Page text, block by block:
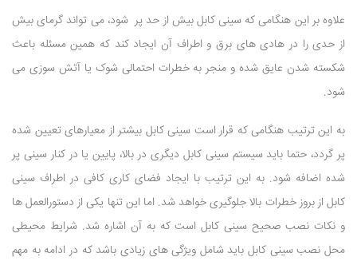
علاوه بر این هنگامی که سینی کابل بیش از حد پر شود، می تواند گرمای بیش
از حدی را در هادی های برق و اطراف آن ایجاد کند که همین مسئله باعث
شکسته شدن عایق شده و منجر به خطرات احتمالی شوک یا آتش سوزی می
شود.
به این ترتیب هنگامی که قرار است سینی کابل بیشتر از معیارهای تعیین شده
پر گردد، حتما باید سیستم سینی کابل دیگری در بالا، پایین یا در کنار سینی پر
شده اضافه شود. به این ترتیب با ایجاد فضای کاری کافی در اطراف سینی
کابل از بروز خطرات بالا جلوگیری خواهد شد. اما این تنها یکی از دستورالعمل ها
و نکات نصب صحیح سینی کابل است که به آن اشاره شد. شرایط محیطی
محل نصب سینی کابل باید شامل ویژگی های زیادی باشد که در ادامه به مهم